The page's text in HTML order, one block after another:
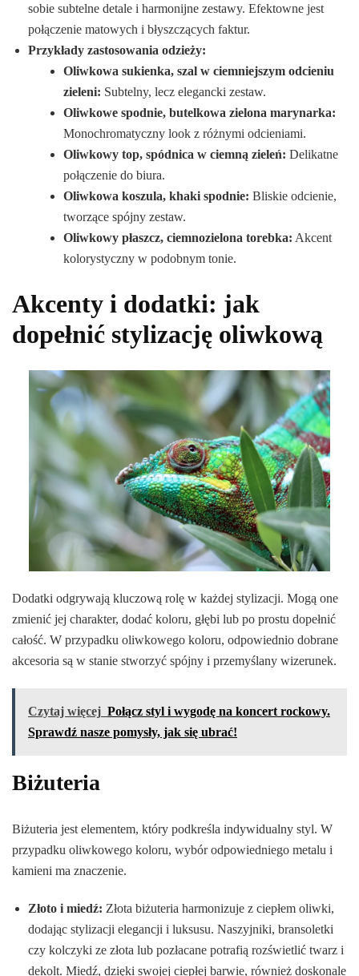
sobie subtelne detale i harmonijne zestawy. Efektowne jest
połączenie matowych i błyszczących faktur.
Przykłady zastosowania odzieży:
Oliwkowa sukienka, szal w ciemniejszym odcieniu
zieleni: Subtelny, lecz elegancki zestaw.
Oliwkowe spodnie, butelkowa zielona marynarka:
Monochromatyczny look z różnymi odcieniami.
Oliwkowy top, spódnica w ciemną zieleń: Delikatne
połączenie do biura.
Oliwkowa koszula, khaki spodnie: Bliskie odcienie,
tworzące spójny zestaw.
Oliwkowy płaszcz, ciemnozielona torebka: Akcent
kolorystyczny w podobnym tonie.
Akcenty i dodatki: jak
dopełnić stylizację oliwkową
Dodatki odgrywają kluczową rolę w każdej stylizacji. Mogą one
zmienić jej charakter, dodać koloru, głębi lub po prostu dopełnić
całość. W przypadku oliwkowego koloru, odpowiednio dobrane
akcesoria są w stanie stworzyć spójny i przemyślany wizerunek.
Czytaj więcej Połącz styl i wygodę na koncert rockowy.
Sprawdź nasze pomysły, jak się ubrać!
Biżuteria
Biżuteria jest elementem, który podkreśla indywidualny styl. W
przypadku oliwkowego koloru, wybór odpowiedniego metalu i
kamieni ma znaczenie.
Złoto i miedź: Złota biżuteria harmonizuje z ciepłem oliwki,
dodając stylizacji elegancji i luksusu. Naszyjniki, bransoletki
czy kolczyki ze złota lub pozłacane potrafią rozświetlić twarz i
dekolt. Miedź, dzięki swojej ciepłej barwie, również doskonale